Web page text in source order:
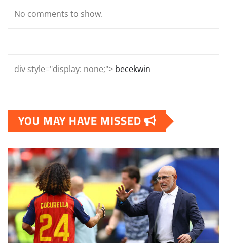
No comments to show.
div style="display: none;"> becekwin
YOU MAY HAVE MISSED